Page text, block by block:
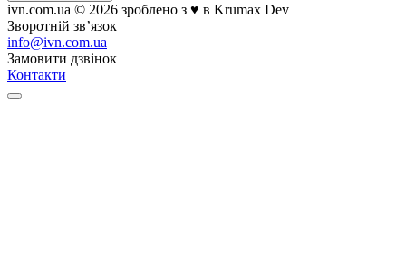
ivn.com.ua © 2026 зроблено з ♥ в Krumax Dev
Зворотній зв’язок
info@ivn.com.ua
Замовити дзвінок
Контакти